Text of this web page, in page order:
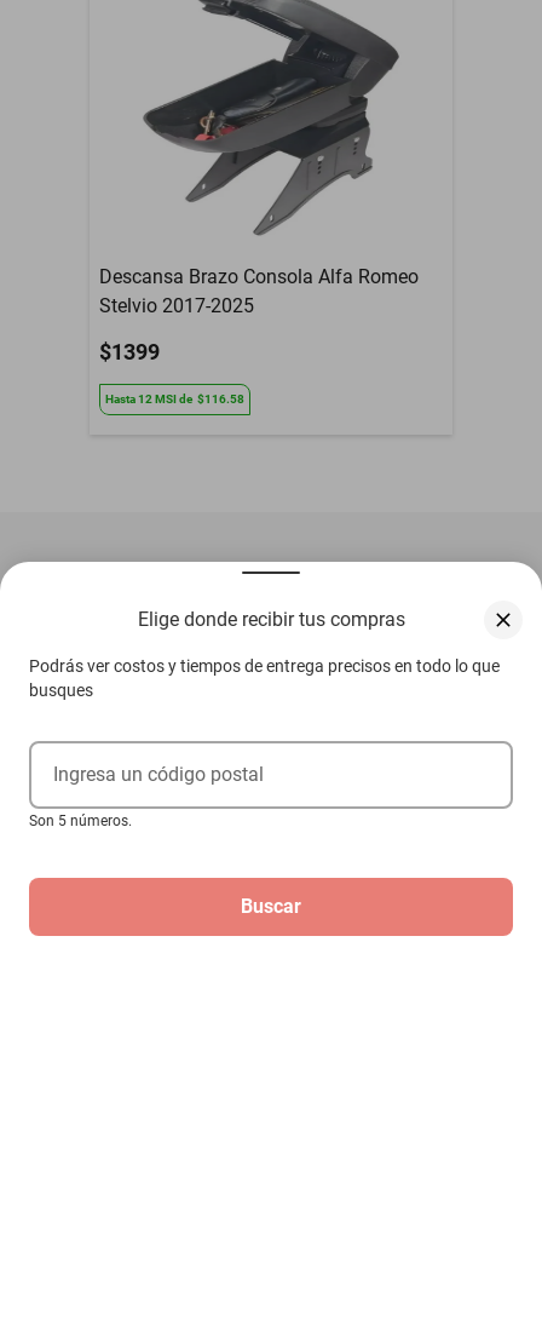
Elige donde recibir tus compras
Podrás ver costos y tiempos de entrega precisos en todo lo que
busques
Ingresa un código postal
Son 5 números.
Buscar
Descansa Brazo Consola Alfa Romeo
Stelvio 2017-2025
$1399
Hasta12 MSIde $116.58
Regístrate
Para recibir las mejores ofertas de Elektra
Al registrarme, acepto que mis datos sean tratados para fines
mercadotécnicos de acuerdo al
Ayuda